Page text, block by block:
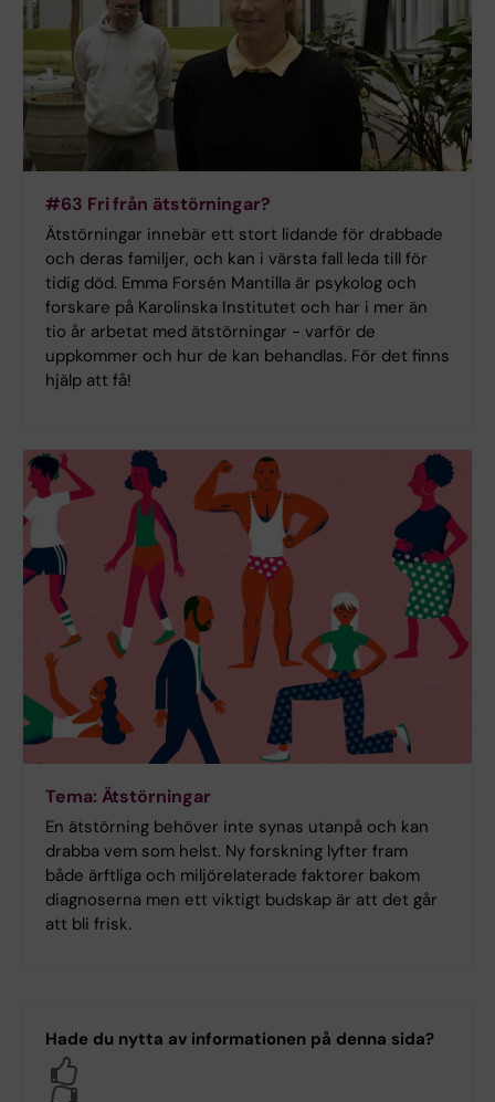
#63 Fri från ätstörningar?
Ätstörningar innebär ett stort lidande för drabbade
och deras familjer, och kan i värsta fall leda till för
tidig död. Emma Forsén Mantilla är psykolog och
forskare på Karolinska Institutet och har i mer än
tio år arbetat med ätstörningar - varför de
uppkommer och hur de kan behandlas. För det finns
hjälp att få!
Tema: Ätstörningar
En ätstörning behöver inte synas utanpå och kan
drabba vem som helst. Ny forskning lyfter fram
både ärftliga och miljörelaterade faktorer bakom
diagnoserna men ett viktigt budskap är att det går
att bli frisk.
Hade du nytta av informationen på denna sida?